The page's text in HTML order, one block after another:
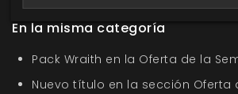
En la misma categoría
Pack Wraith en la Oferta de la
Nuevo título en la sección Oferta